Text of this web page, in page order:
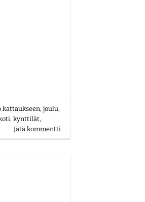
, joulu,
, kynttilät,
Jätä kommentti